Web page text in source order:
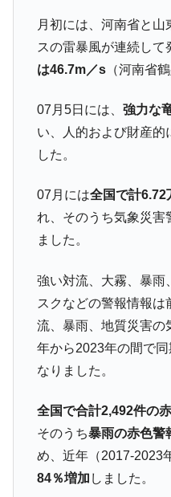
月初には、河南省と
スの雷暴風が連続して
は46.7m／s（河南省
07月5日には、 強力な
い、人的および財産的
した。
07月には全国で計6.72
れ、そのうち気象災害
ました。
強い対流、大霧、暴雨
スクなどの警報情報
流、暴雨、地質災害の
年から2023年の間で
なりました。
全国で合計2,492件の
そのうち暴雨の赤色警
め、近年（2017-2023
84％増加 しました。